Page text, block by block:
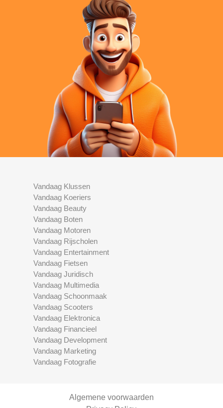
Vandaag Klussen
Vandaag Koeriers
Vandaag Beauty
Vandaag Boten
Vandaag Motoren
Vandaag Rijscholen
Vandaag Entertainment
Vandaag Fietsen
Vandaag Juridisch
Vandaag Multimedia
Vandaag Schoonmaak
Vandaag Scooters
Vandaag Elektronica
Vandaag Financieel
Vandaag Development
Vandaag Marketing
Vandaag Fotografie
Algemene voorwaarden